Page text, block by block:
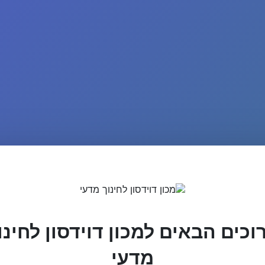
הבאים למכון דוידסון
מדעי